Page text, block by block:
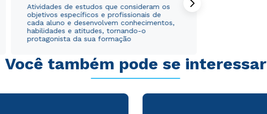
Atividades de estudos que consideram os
objetivos específicos e profissionais de
cada aluno e desenvolvem conhecimentos,
habilidades e atitudes, tornando-o
protagonista da sua formação
Você também pode se interessar
WhatsApp
ou
WhatsApp
ou